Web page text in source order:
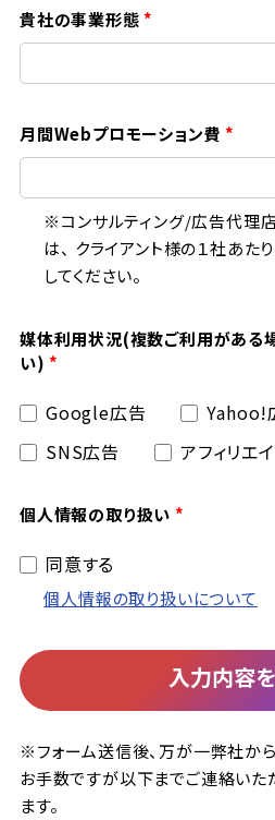
貴社の事業形態
月間Webプロモーション費
※コンサルティング/広告代理
は、 クライアント様の１社あ
してください。
媒体利用状況(複数ご利用がある
い)
Google広告
Yahoo!
SNS広告
アフィリエ
個人情報の取り扱い
同意する
個人情報の取り扱いについて
入力内容
※フォーム送信後、万が一弊社か
お手数ですが以下までご連絡いた
ます。